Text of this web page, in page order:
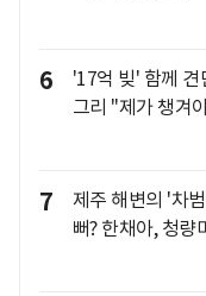
6
'17억 빚' 함께
그리 "제가 챙겨
7
제주 해변의 '차
뻐? 한채아, 청량